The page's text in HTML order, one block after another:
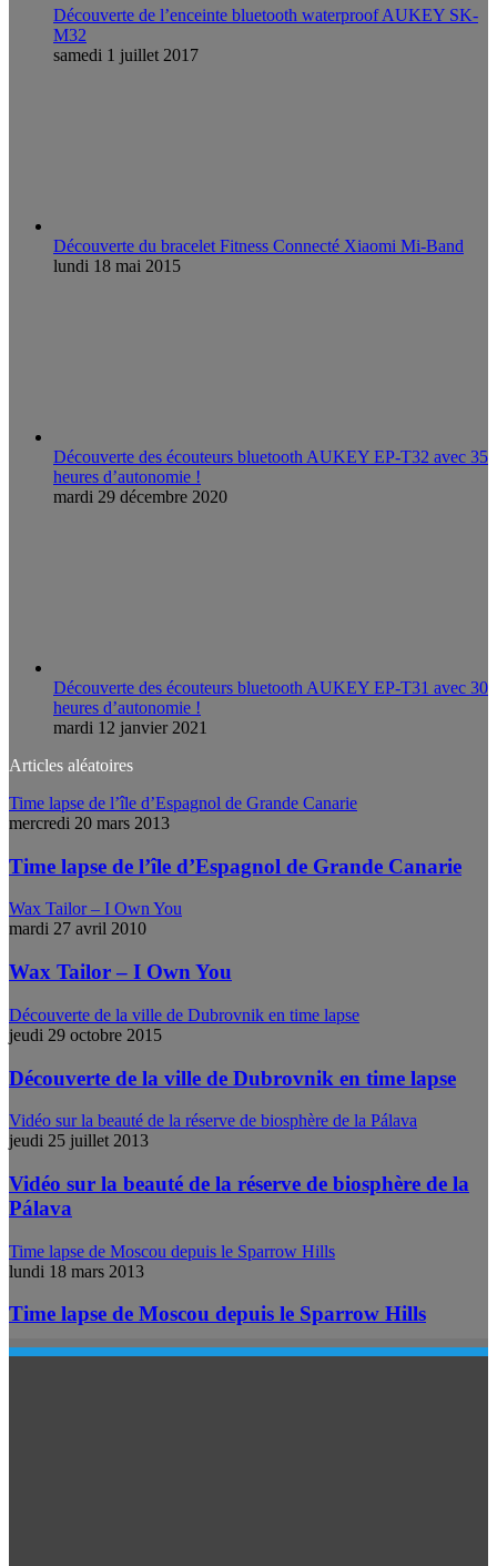
Découverte de l’enceinte bluetooth waterproof AUKEY SK-
M32
samedi 1 juillet 2017
Découverte du bracelet Fitness Connecté Xiaomi Mi-Band
lundi 18 mai 2015
Découverte des écouteurs bluetooth AUKEY EP-T32 avec 35
heures d’autonomie !
mardi 29 décembre 2020
Découverte des écouteurs bluetooth AUKEY EP-T31 avec 30
heures d’autonomie !
mardi 12 janvier 2021
Articles aléatoires
Time lapse de l’île d’Espagnol de Grande Canarie
mercredi 20 mars 2013
Time lapse de l’île d’Espagnol de Grande Canarie
Wax Tailor – I Own You
mardi 27 avril 2010
Wax Tailor – I Own You
Découverte de la ville de Dubrovnik en time lapse
jeudi 29 octobre 2015
Découverte de la ville de Dubrovnik en time lapse
Vidéo sur la beauté de la réserve de biosphère de la Pálava
jeudi 25 juillet 2013
Vidéo sur la beauté de la réserve de biosphère de la
Pálava
Time lapse de Moscou depuis le Sparrow Hills
lundi 18 mars 2013
Time lapse de Moscou depuis le Sparrow Hills